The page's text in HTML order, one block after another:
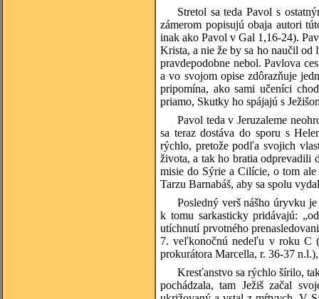
Stretol sa teda Pavol s
zámerom popisujú obaja autori
inak ako Pavol v Gal 1,16-24).
Krista, a nie že by sa ho naučil od
pravdepodobne nebol. Pavlova
a vo svojom opise zdôrazňuje
pripomína, ako sami učeníci
priamo, Skutky ho spájajú s
Pavol teda v Jeruzaleme
sa teraz dostáva do sporu s
rýchlo, pretože podľa svojich
života, a tak ho bratia odprevadili
misie do Sýrie a Cilície, o tom
Tarzu Barnabáš, aby sa spolu
Posledný verš nášho úryvku
k tomu sarkasticky pridávajú:
utíchnutí prvotného
7. veľkonočnú nedeľu v roku C
prokurátora Marcella, r. 36-37
Kresťanstvo sa rýchlo šírilo,
pochádzala, tam Ježiš začal